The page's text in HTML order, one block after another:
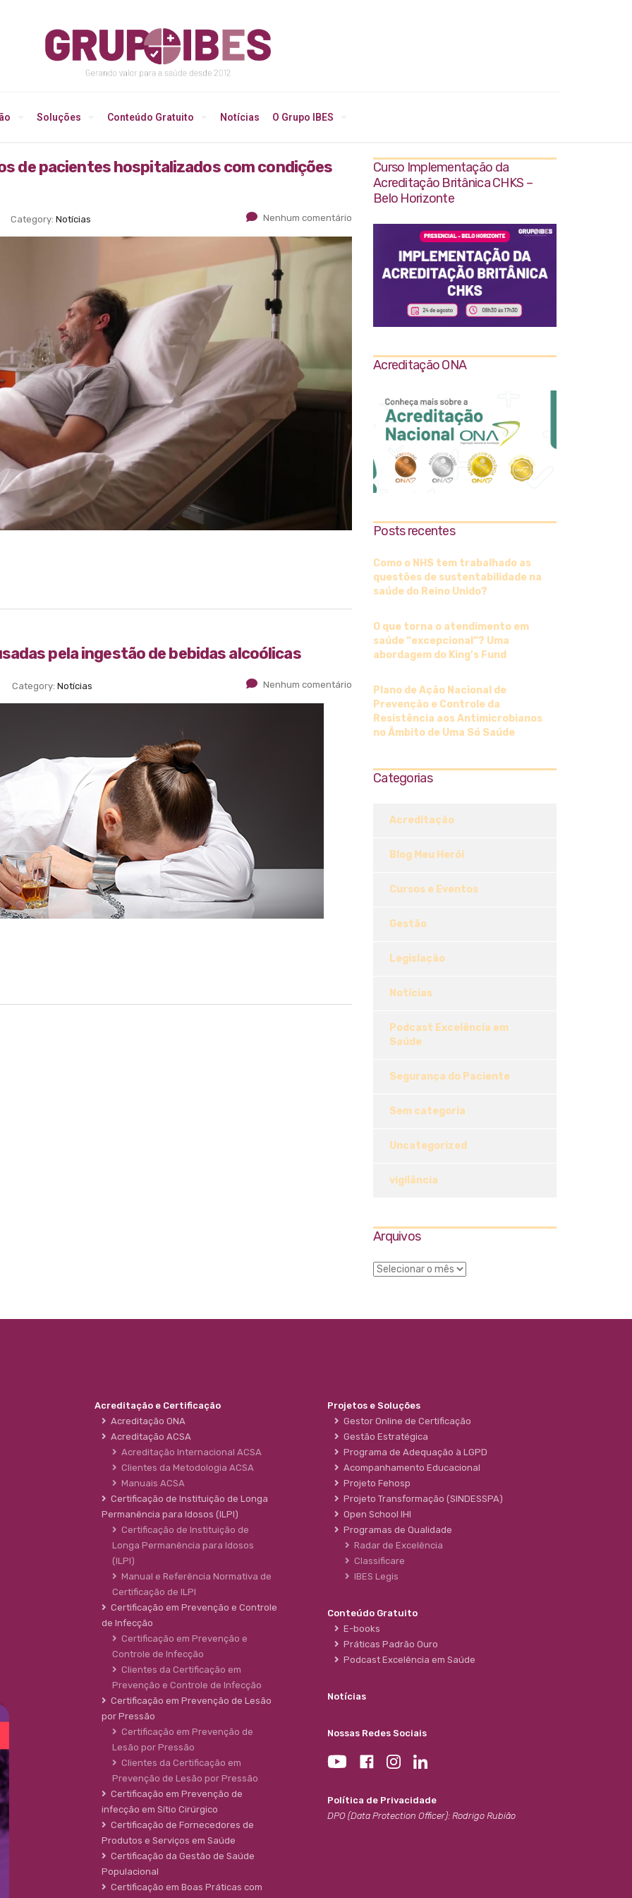
Soluções Conteúdo Gratuito Notícias O Grupo IBES
de pacientes hospitalizados com condições
Category: Notícias Nenhum comentário
pela ingestão de bebidas alcoólicas
Category: Notícias Nenhum comentário
Curso Implementação da
Acreditação Britânica CHKS –
Belo Horizonte
Acreditação ONA
Posts recentes
Como o NHS tem trabalhado as
questões de sustentabilidade na
saúde do Reino Unido?
O que torna o atendimento em
saúde “excepcional”? Uma
abordagem do King’s Fund
Plano de Ação Nacional de
Prevenção e Controle da
Resistência aos Antimicrobianos
no Âmbito de Uma Só Saúde
Categorias
Acreditação
Blog Meu Herói
Cursos e Eventos
Gestão
Legislação
Notícias
Podcast Excelência em
Saúde
Segurança do Paciente
Sem categoria
Uncategorized
vigilância
Arquivos
Acreditação e Certificação
Acreditação ONA
Acreditação ACSA
Acreditação Internacional ACSA
Clientes da Metodologia ACSA
Manuais ACSA
Certificação de Instituição de Longa
Permanência para Idosos (ILPI)
Certificação de Instituição de
Longa Permanência para Idosos
(ILPI)
Manual e Referência Normativa de
Certificação de ILPI
Certificação em Prevenção e Controle
de Infecção
Certificação em Prevenção e
Controle de Infecção
Clientes da Certificação em
Prevenção e Controle de Infecção
Certificação em Prevenção de Lesão
por Pressão
Certificação em Prevenção de
Lesão por Pressão
Clientes da Certificação em
Prevenção de Lesão por Pressão
Certificação em Prevenção de
infecção em Sítio Cirúrgico
Certificação de Fornecedores de
Produtos e Serviços em Saúde
Certificação da Gestão de Saúde
Populacional
Certificação em Boas Práticas com
Projetos e Soluções
Gestor Online de Certificação
Gestão Estratégica
Programa de Adequação à LGPD
Acompanhamento Educacional
Projeto Fehosp
Projeto Transformação (SINDESSPA)
Open School IHI
Programas de Qualidade
Radar de Excelência
Classificare
IBES Legis
Conteúdo Gratuito
E-books
Práticas Padrão Ouro
Podcast Excelência em Saúde
Notícias
Nossas Redes Sociais
Política de Privacidade
DPO (Data Protection Officer): Rodrigo Rubião